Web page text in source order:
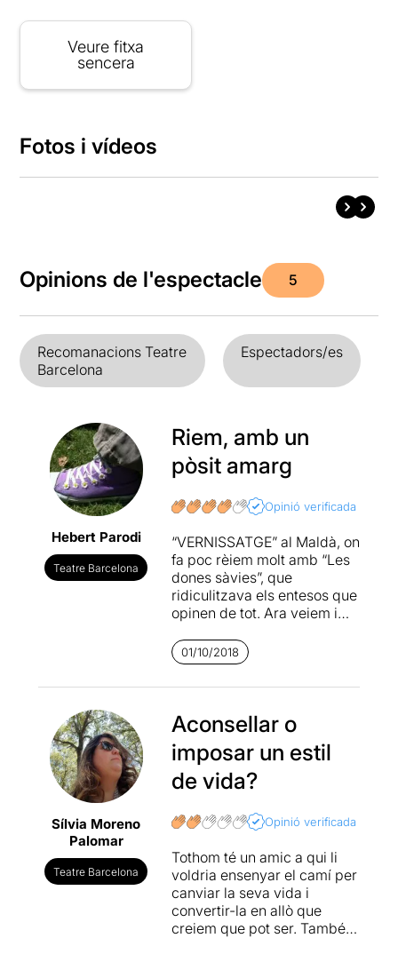
Veure fitxa
sencera
Fotos i vídeos
Opinions de l'espectacle 5
Recomanacions Teatre
Barcelona
Espectadors/es
Hebert Parodi
Teatre Barcelona
Riem, amb un
pòsit amarg
Opinió verificada
“VERNISSATGE” al Maldà, on
fa poc rèiem molt amb “Les
dones sàvies”, que
ridiculitzava els entesos que
opinen de tot. Ara veiem i
amarg, sobre aquells snobs
que no només pontifiquen,
sinó que fan d’apòstols, si
altres es converteixin al seu
punt de vista, gust, estil… Els
que si no reben l’aprovació
(likes?) del seu entorn, el
convidat en aquest cas, no
fan/tenen.
El text funciona molt bé, tots
coneixem i patim els
personatges que aquí es
caricaturitzen. Tot i així,
hagués agraït
01/10/2018
Sílvia Moreno
Palomar
Teatre Barcelona
Aconsellar o
imposar un estil
de vida?
Opinió verificada
Tothom té un amic a qui li
voldria ensenyar el camí per
canviar la seva vida i
convertir-la en allò que
creiem que pot ser. També